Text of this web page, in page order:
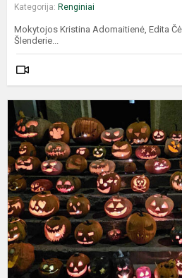
Kategorija: Renginiai
Mokytojos Kristina Adomaitienė, Edita
Šlenderie...